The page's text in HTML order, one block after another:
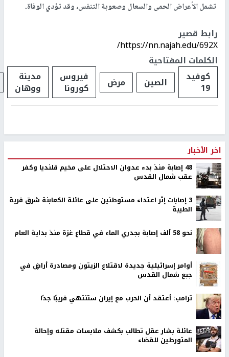
تشمل الأعراض الحمى والسعال وصعوبة التنفس، وقد تؤدي الوفاة.
رابط قصير
https://nn.najah.edu/692X/
الكلمات المفتاحية
كوفيد
19 الصين مرض فيروس
كورونا
مدينة
ووهان
اخر الأخبار
48 إصابة منذ بدء عدوان الاحتلال على مخيم قلنديا وكفر
عقب شمال القدس
‏3 إصابات إثر اعتداء مستوطنين على عائلة الكعابنة شرق قرية
الطيبة
نحو 58 ألف إصابة بجدري الماء في قطاع غزة منذ بداية العام
أوامر إسرائيلية جديدة لاقتلاع الزيتون ومصادرة أراضٍ في
جبع شمال القدس
ترامب: أعتقد أن الحرب مع إيران ستنتهي قريبًا جدًا
عائلة بشار عقل تطالب بكشف ملابسات مقتله وإحالة
المتورطين للقضاء